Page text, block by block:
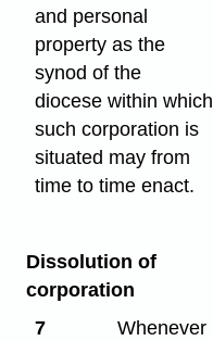
and personal
property as the
synod of the
diocese within which
such corporation is
situated may from
time to time enact.
Dissolution of
corporation
7
Whenever